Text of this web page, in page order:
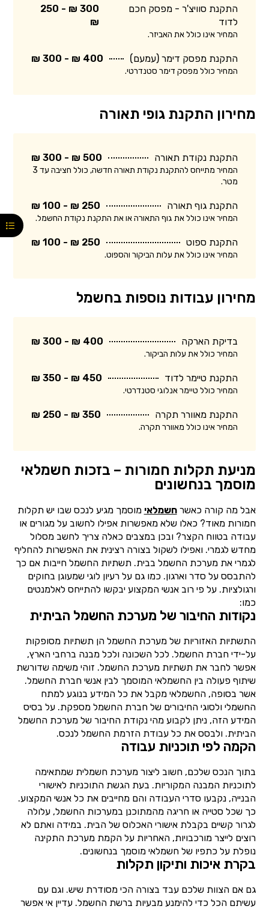
התקנת סוויצ'ר - מפסק חכם
לדוד
300 ₪ - 250
₪
המחיר אינו כולל את האביזר.
התקנת מפסק דימר (עמעם) 400 ₪ - 300 ₪
המחיר כולל מפסק דימר סטנדרטי.
מחירון התקנת גופי תאורה
התקנת נקודת תאורה 500 ₪ - 300 ₪
המחיר מתייחס להתקנת נקודת תאורה חדשה, כולל חציבה עד 3
מטר.
התקנת גוף תאורה 250 ₪ - 100 ₪
המחיר אינו כולל את גוף התאורה או את התקנת נקודת החשמל.
התקנת ספוט 250 ₪ - 100 ₪
המחיר אינו כולל את עלות הביקור והספוט.
מחירון עבודות נוספות בחשמל
בדיקת הארקה 400 ₪ - 300 ₪
המחיר כולל את עלות הביקור.
התקנת טיימר לדוד 450 ₪ - 350 ₪
המחיר כולל טיימר אנלוגי סטנדרטי.
התקנת מאוורר תקרה 350 ₪ - 250 ₪
המחיר אינו כולל מאוורר תקרה.
מניעת תקלות חמורות – בזכות חשמלאי
מוסמך בנחשונים
אבל מה קורה כאשרחשמלאי מוסמך מגיע לנכס שבו יש תקלות
חמורות מאוד? כאלו שלא מאפשרות אפילו לחשוב על מגורים או
עבודה בטווח הקצר? ובכן במצבים כאלה צריך לחשב מסלול
מחדש לגמרי. ואפילו לשקול בצורה רצינית את האפשרות להחליף
לגמרי את מערכת החשמל בבית. תשתיות החשמל חייבות אם כך
להתבסס על סדר וארגון. כמו גם על רעיון לוגי שמעוגן בחוקים
ורגולציות. על פי רוב אנשי המקצוע יבקשו להתייחס לאלמנטים
כמו:
נקודות החיבור של מערכת החשמל הביתית
התשתיות האזוריות של מערכת החשמל הן תשתיות מסופקות
על-ידי חברת החשמל. לכל השכונה ולכל מבנה ברחבי הארץ,
אפשר לחבר את תשתיות מערכת החשמל. זוהי משימה שדורשת
שיתוף פעולה בין החשמלאי המוסמך לבין אנשי חברת החשמל.
אשר בסופה, החשמלאי מקבל את כל המידע בנוגע למתח
החשמלי ולסוגי החיבורים של חברת החשמל מספקת. על בסיס
המידע הזה, ניתן לקבוע מהי נקודת החיבור של מערכת החשמל
הביתית. ולבסס את כל עבודת הזרמת החשמל לנכס.
הקמה לפי תוכניות עבודה
בתוך הנכס שלכם, חשוב ליצור מערכת חשמלית שמתאימה
לתוכניות המבנה המקוריות. בעת הגשת התוכניות לאישורי
הבנייה, נקבעו סדרי העבודה והם מחייבים את כל אנשי המקצוע.
כך שכל סטייה או חריגה מהמתוכנן במערכות החשמל, עלולה
לגרור קשיים בקבלת אישורי האכלוס של הבית. במידה ואתם לא
רוצים לייצר מורכבויות, האחריות על הקמת מערכת התקינה
נופלת על כתפיו של חשמלאי מוסמך בנחשונים.
בקרת איכות ותיקון תקלות
גם אם הצוות שלכם עבד בצורה הכי מסודרת שיש. וגם עם
עשיתם הכל כדי להימנע מבעיות ברשת החשמל. עדיין אי אפשר